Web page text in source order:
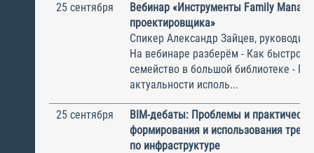
25 сентября
Вебинар «‎Инструменты Family
проектировщика»
Спикер Александр Зайцев,
На вебинаре разберём - Как быстро
семейство в большой библиотеке -
актуальности исполь...
25 сентября
BIM-дебаты: Проблемы и
формирования и использования
по инфраструктуре